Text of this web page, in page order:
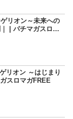
ゲリオン～未来への
| パチマガスロマ
リオン ～はじまり
スロマガFREE